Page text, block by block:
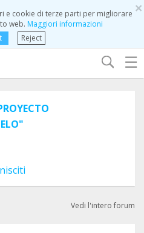
×
e cookie di terze parti per migliorare
web. Maggiori informazioni
Reject
☰
Vedi l'intero forum